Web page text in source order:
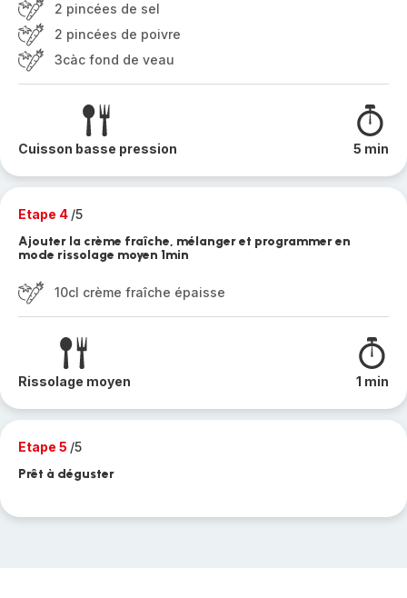
2 pincées de sel
2 pincées de poivre
3càc fond de veau
Cuisson basse pression 5 min
Etape 4 /5
Ajouter la crème fraîche, mélanger et programmer en
mode rissolage moyen 1min
10cl crème fraîche épaisse
Rissolage moyen 1 min
Etape 5 /5
Prêt à déguster